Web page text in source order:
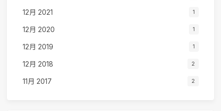
12月 2021 1
12月 2020 1
12月 2019 1
12月 2018 2
11月 2017 2